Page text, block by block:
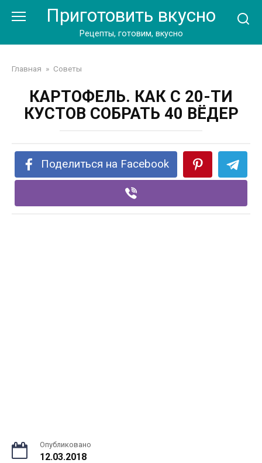
Приготовить вкусно
Рецепты, готовим, вкусно
Главная » Советы
КАРТОФЕЛЬ. КАК С 20-ТИ
КУСТОВ СОБРАТЬ 40 ВЁДЕР
Поделиться на Facebook
Опубликовано
12.03.2018